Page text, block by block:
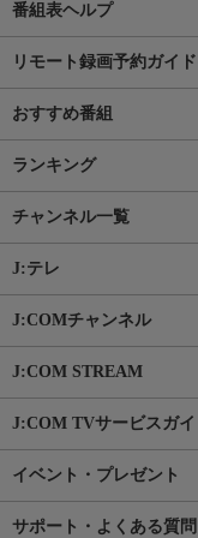
番組表ヘルプ
リモート録画予約ガイド
おすすめ番組
ランキング
チャンネル一覧
J:テレ
J:COMチャンネル
J:COM STREAM
J:COM TVサービスガイ
イベント・プレゼント
サポート・よくある質問